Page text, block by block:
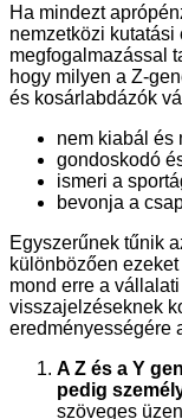
Ha mindezt
nemzetközi
megfogalmazással
hogy milyen a Z-
és kosárlabdázók
nem kiabál és
gondoskodó
ismeri a
bevonja a
Egyszerűnek tűnik
különbözően
mond erre a
visszajelzéseknek
eredményességére
A Z és a Y
pedig
szöveges